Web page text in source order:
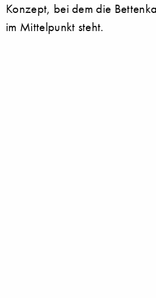
Konzept, bei dem die
im Mittelpunkt steht.